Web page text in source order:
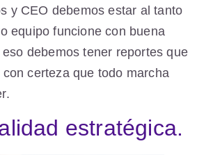
y CEO debemos estar al tanto
equipo funcione con buena
debemos tener reportes que
certeza que todo marcha
estratégica.